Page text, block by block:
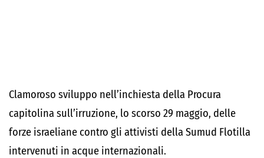
Clamoroso sviluppo nell’inchiesta della Procura
capitolina sull’irruzione, lo scorso 29 maggio, delle
forze israeliane contro gli attivisti della Sumud Flotilla
intervenuti in acque internazionali.